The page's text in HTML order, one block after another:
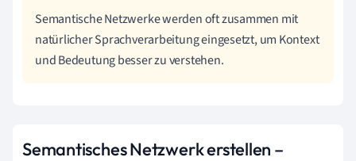
Semantische Netzwerke werden oft zusammen mit
natürlicher Sprachverarbeitung eingesetzt, um Kontext
und Bedeutung besser zu verstehen.
Semantisches Netzwerk erstellen –